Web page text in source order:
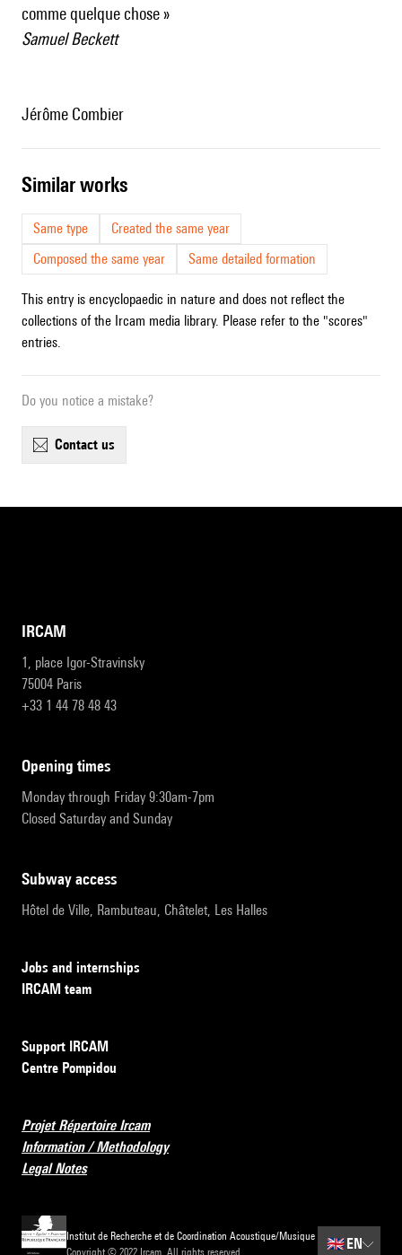
comme quelque chose »
Samuel Beckett
Jérôme Combier
similar works
Same type
Created the same year
Composed the same year
Same detailed formation
This entry is encyclopaedic in nature and does not reflect the
collections of the Ircam media library. Please refer to the "scores"
entries.
Do you notice a mistake?
contact us
IRCAM
1, place Igor-Stravinsky
75004 Paris
+33 1 44 78 48 43
opening times
Monday through Friday 9:30am-7pm
Closed Saturday and Sunday
subway access
Hôtel de Ville, Rambuteau, Châtelet, Les Halles
Jobs and internships
IRCAM team
Support IRCAM
Centre Pompidou
Projet Répertoire Ircam
Information / Methodology
Legal Notes
Institut de Recherche et de Coordination Acoustique/Musique
Copyright © 2022 Ircam. All rights reserved.
🇬🇧 EN